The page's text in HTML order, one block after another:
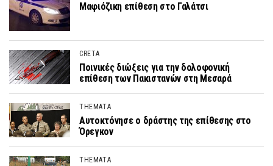
Μαφιόζικη επίθεση στο Γαλάτσι
CRETA
Ποινικές διώξεις για την δολοφονική
επίθεση των Πακιστανών στη Μεσαρά
THEMATA
Aυτοκτόνησε o δράστης της επίθεσης στο
Όρεγκον
THEMATA